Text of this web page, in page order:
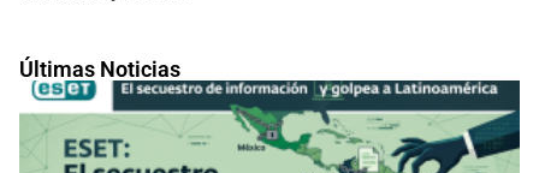
Últimas Noticias